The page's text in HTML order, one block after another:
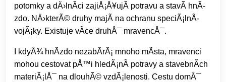
potomky a dÄ›lnÃ­ci zajiÅ¡Å¥ujÃ­ potravu a stavÃ­ hnÃ­
zdo. NÄ›kterÃ© druhy majÃ­ na ochranu speciÃ¡lnÃ­
vojÃ¡ky. Existuje vÃ­ce druhÅ¯ mravencÅ¯.
I kdyÅ¾ hnÃ­zdo nezabÃ­rÃ¡ mnoho mÃ­sta, mravenci
mohou cestovat pÅ™i hledÃ¡nÃ­ potravy a stavebnÃ­ch
materiÃ¡lÅ¯ na dlouhÃ© vzdÃ¡lenosti. Cestu domÅ¯